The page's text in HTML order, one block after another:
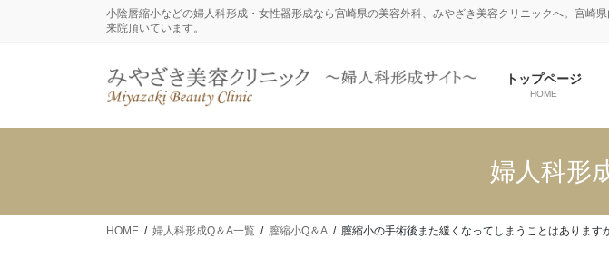
小陰唇縮小などの婦人科形成・女性器形成なら宮崎県の美容外科、みやざき美容クリニックへ。宮崎
来院頂いています。
トップページ
HOME
婦人科形
HOME 婦人科形成Q＆A一覧 膣縮小Q＆A 膣縮小の手術後また緩くなってしまうことはあります